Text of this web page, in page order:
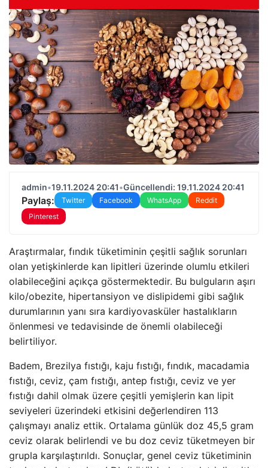
admin•19.11.2024 20:41•Güncellendi: 19.11.2024 20:41
Paylaş: Twitter Facebook WhatsApp
Reddit
Pinterest
Araştırmalar, fındık tüketiminin çeşitli sağlık sorunları
olan yetişkinlerde kan lipitleri üzerinde olumlu etkileri
olabileceğini açıkça göstermektedir. Bu bulguların aşırı
kilo/obezite, hipertansiyon ve dislipidemi gibi sağlık
durumlarının yanı sıra kardiyovasküler hastalıkların
önlenmesi ve tedavisinde de önemli olabileceği
belirtiliyor.
Badem, Brezilya fıstığı, kaju fıstığı, fındık, macadamia
fıstığı, ceviz, çam fıstığı, antep fıstığı, ceviz ve yer
fıstığı dahil olmak üzere çeşitli yemişlerin kan lipit
seviyeleri üzerindeki etkisini değerlendiren 113
çalışmayı analiz ettik. Ortalama günlük doz 45,5 gram
ceviz olarak belirlendi ve bu doz ceviz tüketmeyen bir
grupla karşılaştırıldı. Sonuçlar, genel ceviz tüketiminin